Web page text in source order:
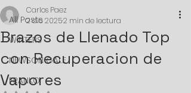
All Posts
WINTERS
NEWSON GALE
FRANKO
Brazos de Llenado Top
con Recuperacion de
Vapores
Carlos Paez
2 dic 20252 min de lectura